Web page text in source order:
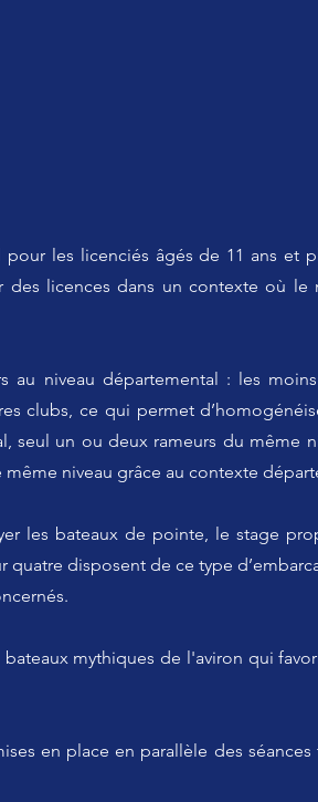
les licenciés âgés de 11 ans et
licences dans un contexte où
au niveau départemental : les
clubs, ce qui permet
seul un ou deux rameurs du même
niveau grâce au contexte
les bateaux de pointe, le stage
disposent de ce type
mythiques de l'aviron qui
en place en parallèle des